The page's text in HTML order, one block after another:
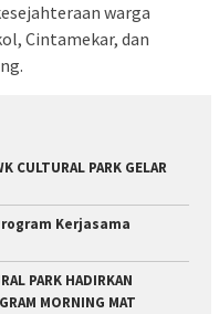
warga
Cintamekar, dan
CULTURAL PARK GELAR
Kerjasama
PARK HADIRKAN
MORNING MAT